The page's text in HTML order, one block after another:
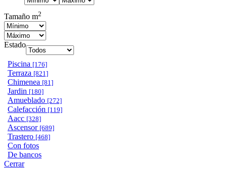
Tamaño m2
Estado
Piscina [176]
Terraza [821]
Chimenea [81]
Jardin [180]
Amueblado [272]
Calefacción [119]
Aacc [328]
Ascensor [689]
Trastero [468]
Con fotos
De bancos
Cerrar